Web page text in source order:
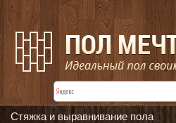
Стяжка и выравнивание пола